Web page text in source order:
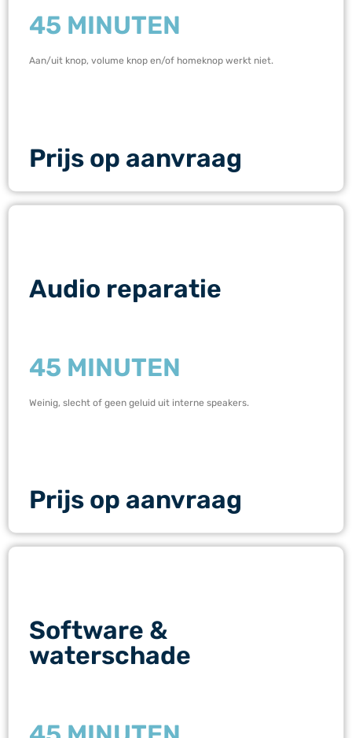
45 MINUTEN
Aan/uit knop, volume knop en/of homeknop werkt niet.
Prijs op aanvraag
Audio reparatie
45 MINUTEN
Weinig, slecht of geen geluid uit interne speakers.
Prijs op aanvraag
Software &
waterschade